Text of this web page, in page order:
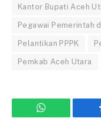
Kantor Bupati Aceh
Pegawai Pemerintah
Pelantikan PPPK
Pemkab Aceh Utara
WhatsApp